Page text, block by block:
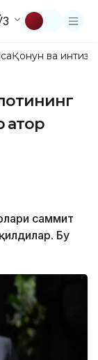
Қонун ва
саммит
Бу